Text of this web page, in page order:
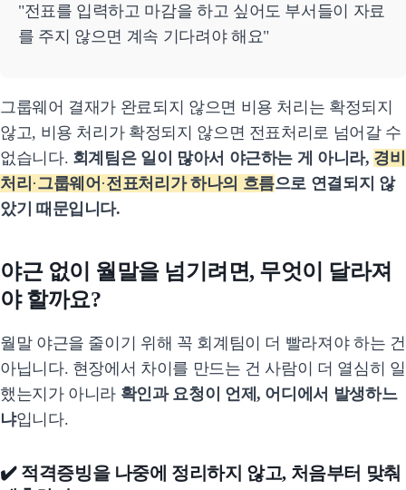
"전표를 입력하고 마감을 하고 싶어도 부서들이 자료
를 주지 않으면 계속 기다려야 해요"
그룹웨어 결재가 완료되지 않으면 비용 처리는 확정되지
않고, 비용 처리가 확정되지 않으면 전표처리로 넘어갈 수
없습니다. 회계팀은 일이 많아서 야근하는 게 아니라, 경비
처리 ·그룹웨어 ·전표처리가 하나의 흐름으로 연결되지 않
았기 때문입니다.
야근 없이 월말을 넘기려면, 무엇이 달라져
야 할까요?
월말 야근을 줄이기 위해 꼭 회계팀이 더 빨라져야 하는 건
아닙니다. 현장에서 차이를 만드는 건 사람이 더 열심히 일
했는지가 아니라 확인과 요청이 언제, 어디에서 발생하느
냐입니다.
✔️ 적격증빙을 나중에 정리하지 않고, 처음부터 맞춰